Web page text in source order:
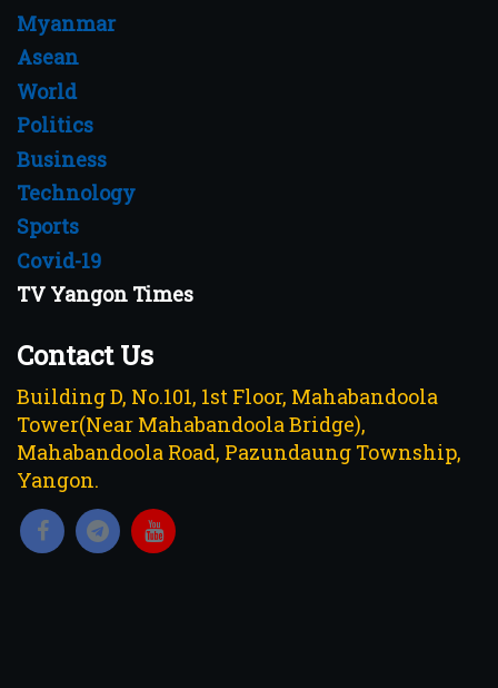
Myanmar
Asean
World
Politics
Business
Technology
Sports
Covid-19
TV Yangon Times
Contact Us
Building D, No.101, 1st Floor, Mahabandoola
Tower(Near Mahabandoola Bridge),
Mahabandoola Road, Pazundaung Township,
Yangon.